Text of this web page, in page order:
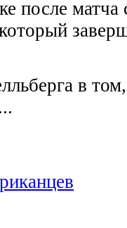
после
в